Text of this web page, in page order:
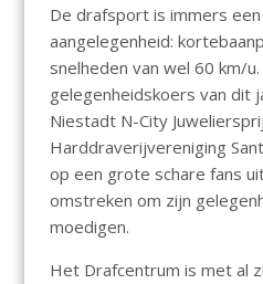
De drafsport is immers
aangelegenheid:
snelheden van wel 60 km/
gelegenheidskoers van dit
Niestadt N-City
Harddraverijvereniging
op een grote schare fans
omstreken om zijn
moedigen.
Het Drafcentrum is met al